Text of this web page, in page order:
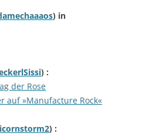
) in
) :
der Rose
auf »Manufacture Rock«
) :